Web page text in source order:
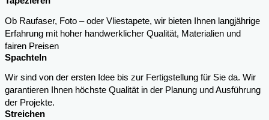
Ob Raufaser, Foto – oder Vliestapete, wir bieten Ihnen langjährige
Erfahrung mit hoher handwerklicher Qualität, Materialien und
fairen Preisen
Spachteln
Wir sind von der ersten Idee bis zur Fertigstellung für Sie da. Wir
garantieren Ihnen höchste Qualität in der Planung und Ausführung
der Projekte.
Streichen